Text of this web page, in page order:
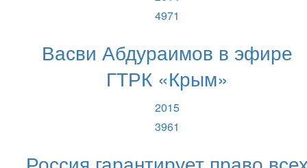
4971
Васви Абдураимов в эфире
ГТРК «Крым»
2015
3961